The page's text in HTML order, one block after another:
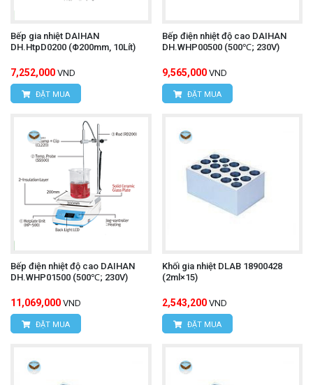
Bếp gia nhiệt DAIHAN
DH.HtpD0200 (Φ200mm, 10Lít)
7,252,000 VND
ĐẶT MUA
Bếp điện nhiệt độ cao DAIHAN
DH.WHP00500 (500℃; 230V)
9,565,000 VND
ĐẶT MUA
Bếp điện nhiệt độ cao DAIHAN
DH.WHP01500 (500℃; 230V)
11,069,000 VND
ĐẶT MUA
Khối gia nhiệt DLAB 18900428
(2ml×15)
2,543,200 VND
ĐẶT MUA